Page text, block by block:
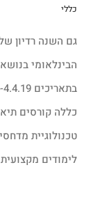
כללי
גם השנה רדיון
כללה קורסים
לימודים